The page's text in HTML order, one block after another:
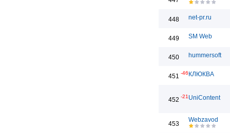
448 net-pr.ru
449 SM Web
450 hummersoft
451 -46 КЛЮКВА
452 -21 UniContent
453
Webzavod